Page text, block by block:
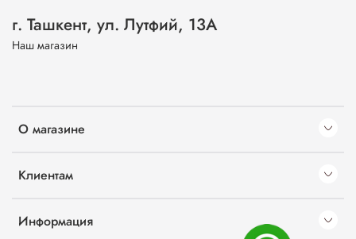
О магазине
Клиентам
Информация
г. Ташкент, ул. Лутфий, 13А
Наш магазин